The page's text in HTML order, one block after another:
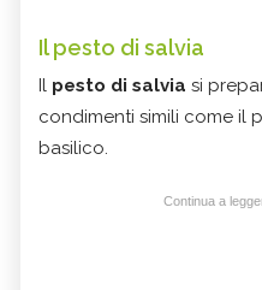
Il pesto di salvia
Il pesto di salvia si
condimenti simili come il
basilico.
Continua a